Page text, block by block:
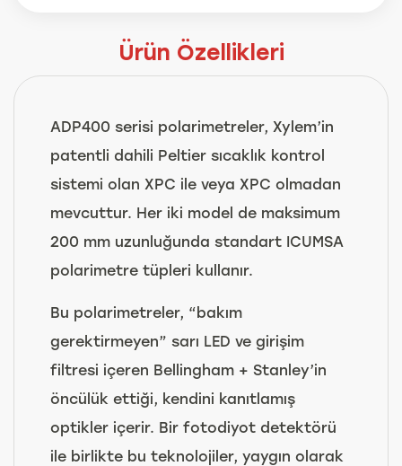
Ürün Özellikleri
ADP400 serisi polarimetreler, Xylem’in
patentli dahili Peltier sıcaklık kontrol
sistemi olan XPC ile veya XPC olmadan
mevcuttur. Her iki model de maksimum
200 mm uzunluğunda standart ICUMSA
polarimetre tüpleri kullanır.
Bu polarimetreler, “bakım
gerektirmeyen” sarı LED ve girişim
filtresi içeren Bellingham + Stanley’in
öncülük ettiği, kendini kanıtlamış
optikler içerir. Bir fotodiyot detektörü
ile birlikte bu teknolojiler, yaygın olarak